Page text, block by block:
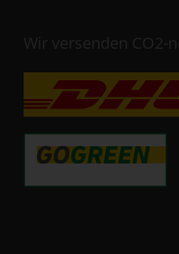
Wir versenden CO2-